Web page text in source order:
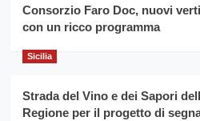
Consorzio Faro Doc, nuovi
con un ricco programma
Sicilia
Strada del Vino e dei Sapori
Regione per il progetto di